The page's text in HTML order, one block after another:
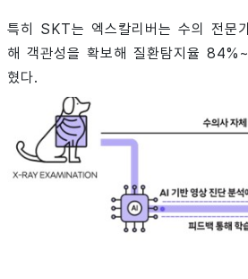
특히 SKT는 엑스칼리버는 수의 전문
해 객관성을 확보해 질환탐지율
혔다.